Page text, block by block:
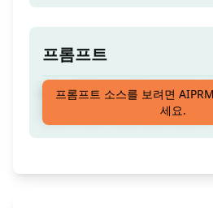
프롬프트
볼보 V70에 문제를 알려주시
권장사항과 해결책을 제공해
프롬프트 소스를 보려면
세요.